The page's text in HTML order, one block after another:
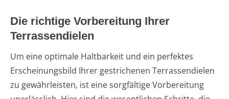
Die richtige Vorbereitung Ihrer
Terrassendielen
Um eine optimale Haltbarkeit und ein perfektes
Erscheinungsbild Ihrer gestrichenen Terrassendielen
zu gewährleisten, ist eine sorgfältige Vorbereitung